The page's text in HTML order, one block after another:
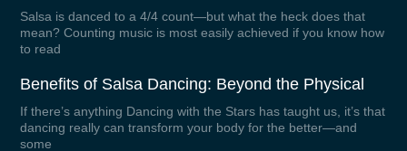
Salsa is danced to a 4/4 count—but what the heck does that
mean? Counting music is most easily achieved if you know how
to read
Benefits of Salsa Dancing: Beyond the Physical
If there’s anything Dancing with the Stars has taught us, it’s that
dancing really can transform your body for the better—and
some